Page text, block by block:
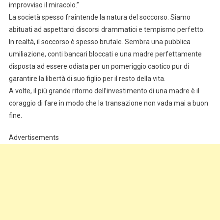
improvviso il miracolo.”
La società spesso fraintende la natura del soccorso. Siamo
abituati ad aspettarci discorsi drammatici e tempismo perfetto.
In realtà, il soccorso è spesso brutale. Sembra una pubblica
umiliazione, conti bancari bloccati e una madre perfettamente
disposta ad essere odiata per un pomeriggio caotico pur di
garantire la libertà di suo figlio per il resto della vita.
A volte, il più grande ritorno dell’investimento di una madre è il
coraggio di fare in modo che la transazione non vada mai a buon
fine.
Advertisements